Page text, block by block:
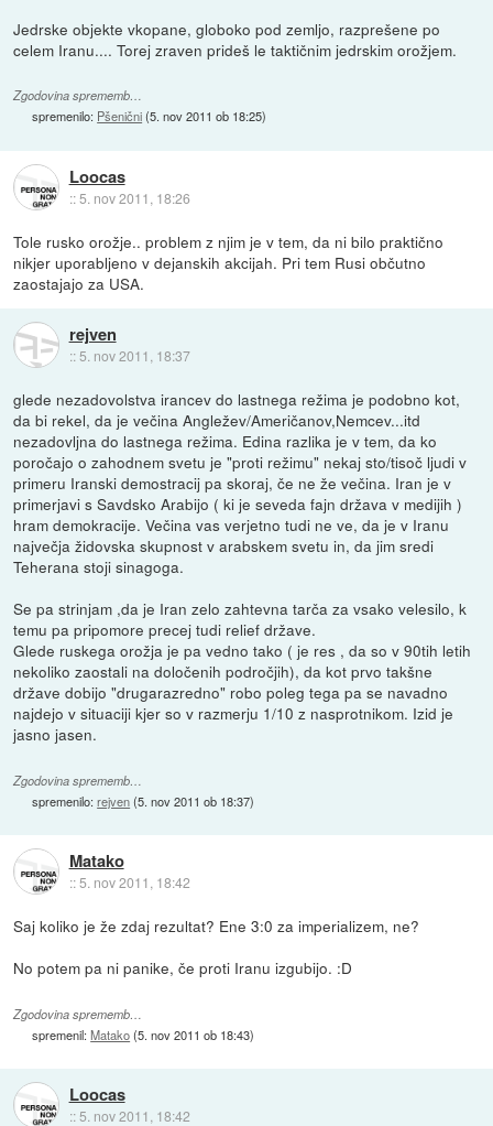
Jedrske objekte vkopane, globoko pod zemljo, razprešene po
celem Iranu.... Torej zraven prideš le taktičnim jedrskim orožjem.
Zgodovina sprememb…
spremenilo: Pšenični(5. nov 2011 ob 18:25)
Loocas
::5. nov 2011, 18:26
Tole rusko orožje.. problem z njim je v tem, da ni bilo praktično
nikjer uporabljeno v dejanskih akcijah. Pri tem Rusi občutno
zaostajajo za USA.
rejven
:: 5. nov 2011, 18:37
glede nezadovolstva irancev do lastnega režima je podobno kot,
da bi rekel, da je večina Angležev/Američanov,Nemcev...itd
nezadovljna do lastnega režima. Edina razlika je v tem, da ko
poročajo o zahodnem svetu je "proti režimu" nekaj sto/tisoč ljudi v
primeru Iranski demostracij pa skoraj, če ne že večina. Iran je v
primerjavi s Savdsko Arabijo ( ki je seveda fajn država v medijih )
hram demokracije. Večina vas verjetno tudi ne ve, da je v Iranu
največja židovska skupnost v arabskem svetu in, da jim sredi
Teherana stoji sinagoga.
Se pa strinjam ,da je Iran zelo zahtevna tarča za vsako velesilo, k
temu pa pripomore precej tudi relief države.
Glede ruskega orožja je pa vedno tako ( je res , da so v 90tih letih
nekoliko zaostali na določenih področjih), da kot prvo takšne
države dobijo "drugarazredno" robo poleg tega pa se navadno
najdejo v situaciji kjer so v razmerju 1/10 z nasprotnikom. Izid je
jasno jasen.
Zgodovina sprememb…
spremenilo:rejven(5. nov 2011 ob 18:37)
Matako
::5. nov 2011, 18:42
Saj koliko je že zdaj rezultat? Ene 3:0 za imperializem, ne?
No potem pa ni panike, če proti Iranu izgubijo. :D
Zgodovina sprememb…
spremenil:Matako(5. nov 2011 ob 18:43)
Loocas
:: 5. nov 2011, 18:42